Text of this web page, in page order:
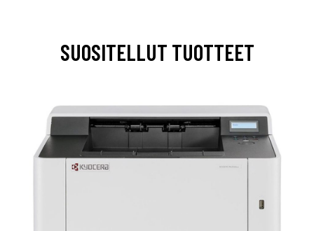
SUOSITELLUT TUOTTEET